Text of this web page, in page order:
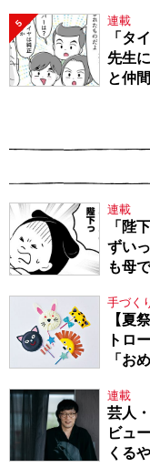
5 連載
「タ
先生
と仲
連載
「陛
ずい
も母
手づく
【夏
トロ
「お
連載
芸人
ビュ
くる